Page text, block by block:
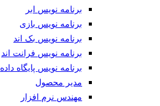
برنامه نویس ابر
برنامه نویس بازی
برنامه نویس بک اند
برنامه نویس فرانت اند
برنامه نویس پایگاه داده
مدیر محصول
مهندس نرم افزار